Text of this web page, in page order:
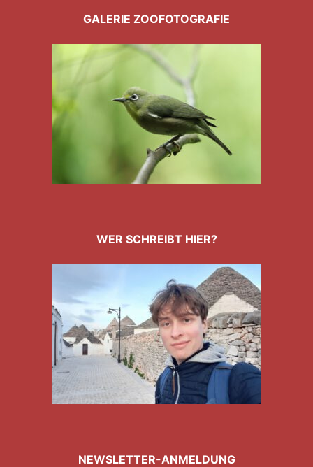
GALERIE ZOOFOTOGRAFIE
WER SCHREIBT HIER?
NEWSLETTER-ANMELDUNG